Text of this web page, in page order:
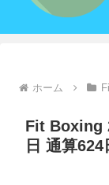
ホーム
Fit Boxing
日 通算